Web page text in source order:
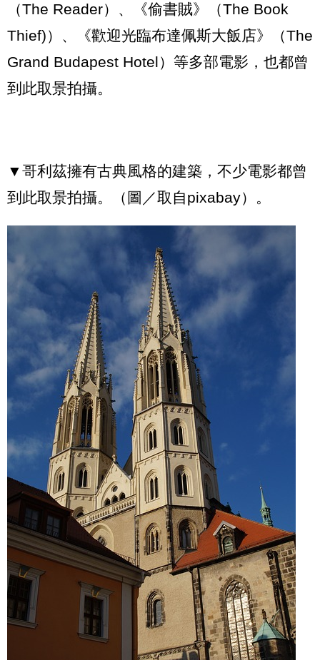
（The Reader） 、 《偷書賊》 （The Book
Thief)） 、 《歡迎光臨布達佩斯大飯店》 （The
Grand Budapest Hotel） 等多部電影，也都曾
到此取景拍攝。
▼哥利茲擁有古典風格的建築，不少電影都曾
到此取景拍攝。（圖／取自pixabay）。